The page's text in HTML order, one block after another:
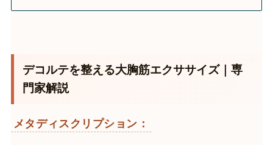
デコルテを整える大胸筋エクササイズ｜専
門家解説
メタディスクリプション：